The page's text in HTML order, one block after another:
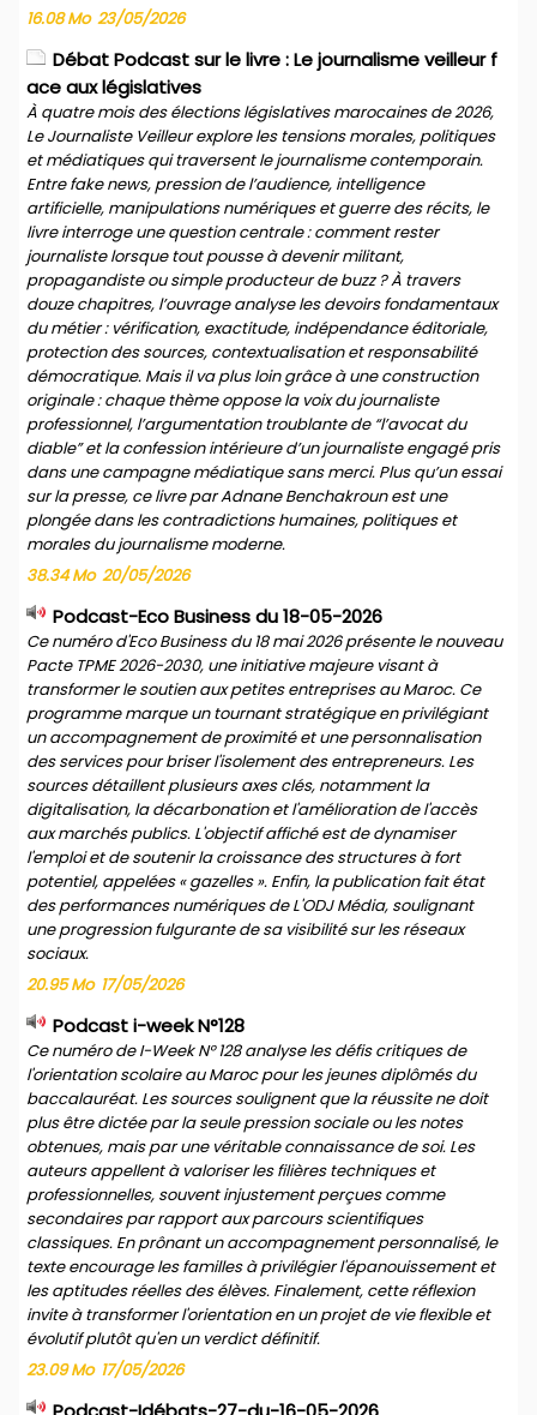
16.08 Mo 23/05/2026
Débat Podcast sur le livre : Le journalisme veilleur f
ace aux législatives
À quatre mois des élections législatives marocaines de 2026,
Le Journaliste Veilleur explore les tensions morales, politiques
et médiatiques qui traversent le journalisme contemporain.
Entre fake news, pression de l’audience, intelligence
artificielle, manipulations numériques et guerre des récits, le
livre interroge une question centrale : comment rester
journaliste lorsque tout pousse à devenir militant,
propagandiste ou simple producteur de buzz ? À travers
douze chapitres, l’ouvrage analyse les devoirs fondamentaux
du métier : vérification, exactitude, indépendance éditoriale,
protection des sources, contextualisation et responsabilité
démocratique. Mais il va plus loin grâce à une construction
originale : chaque thème oppose la voix du journaliste
professionnel, l’argumentation troublante de “l’avocat du
diable” et la confession intérieure d’un journaliste engagé pris
dans une campagne médiatique sans merci. Plus qu’un essai
sur la presse, ce livre par Adnane Benchakroun est une
plongée dans les contradictions humaines, politiques et
morales du journalisme moderne.
38.34 Mo 20/05/2026
Podcast-Eco Business du 18-05-2026
Ce numéro d'Eco Business du 18 mai 2026 présente le nouveau
Pacte TPME 2026-2030, une initiative majeure visant à
transformer le soutien aux petites entreprises au Maroc. Ce
programme marque un tournant stratégique en privilégiant
un accompagnement de proximité et une personnalisation
des services pour briser l'isolement des entrepreneurs. Les
sources détaillent plusieurs axes clés, notamment la
digitalisation, la décarbonation et l'amélioration de l'accès
aux marchés publics. L'objectif affiché est de dynamiser
l'emploi et de soutenir la croissance des structures à fort
potentiel, appelées « gazelles ». Enfin, la publication fait état
des performances numériques de L'ODJ Média, soulignant
une progression fulgurante de sa visibilité sur les réseaux
sociaux.
20.95 Mo 17/05/2026
Podcast i-week N°128
Ce numéro de I-Week N° 128 analyse les défis critiques de
l'orientation scolaire au Maroc pour les jeunes diplômés du
baccalauréat. Les sources soulignent que la réussite ne doit
plus être dictée par la seule pression sociale ou les notes
obtenues, mais par une véritable connaissance de soi. Les
auteurs appellent à valoriser les filières techniques et
professionnelles, souvent injustement perçues comme
secondaires par rapport aux parcours scientifiques
classiques. En prônant un accompagnement personnalisé, le
texte encourage les familles à privilégier l'épanouissement et
les aptitudes réelles des élèves. Finalement, cette réflexion
invite à transformer l'orientation en un projet de vie flexible et
évolutif plutôt qu'en un verdict définitif.
23.09 Mo 17/05/2026